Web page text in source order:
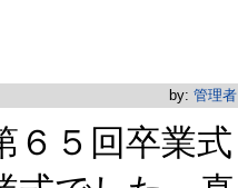
by: 管理者
６５回卒業